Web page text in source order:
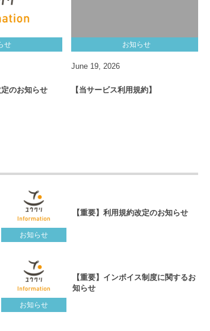
せ
定のお知らせ
お知らせ
June 19, 2026
【当サービス利用規約】
お知らせ
【重要】利用規約改定のお知らせ
お知らせ
【重要】インボイス制度に関するお
知らせ